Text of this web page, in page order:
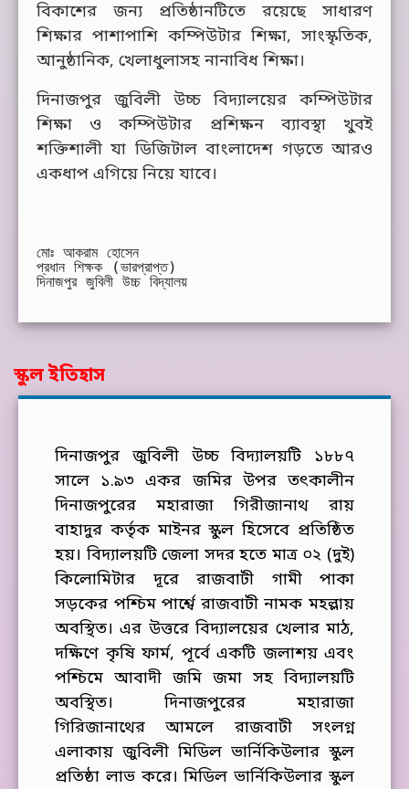
বিকাশের জন্য প্রতিষ্ঠানটিতে রয়েছে সাধারণ
শিক্ষার পাশাপাশি কম্পিউটার শিক্ষা, সাংস্কৃতিক,
আনুষ্ঠানিক, খেলাধুলাসহ নানাবিধ শিক্ষা।
দিনাজপুর জুবিলী উচ্চ বিদ্যালয়ের কম্পিউটার
শিক্ষা ও কম্পিউটার প্রশিক্ষন ব্যাবস্থা খুবই
শক্তিশালী যা ডিজিটাল বাংলাদেশ গড়তে আরও
একধাপ এগিয়ে নিয়ে যাবে।
মোঃ আকরাম হোসেন
প্রধান শিক্ষক (ভারপ্রাপ্ত)
দিনাজপুর জুবিলী উচ্চ বিদ্যালয়
স্কুল ইতিহাস
দিনাজপুর জুবিলী উচ্চ বিদ্যালয়টি ১৮৮৭
সালে ১.৯৩ একর জমির উপর তৎকালীন
দিনাজপুরের মহারাজা গিরীজানাথ রায়
বাহাদুর কর্তৃক মাইনর স্কুল হিসেবে প্রতিষ্ঠিত
হয়। বিদ্যালয়টি জেলা সদর হতে মাত্র ০২ (দুই)
কিলোমিটার দূরে রাজবাটী গামী পাকা
সড়কের পশ্চিম পার্শ্বে রাজবাটী নামক মহল্লায়
অবস্থিত। এর উত্তরে বিদ্যালয়ের খেলার মাঠ,
দক্ষিণে কৃষি ফার্ম, পূর্বে একটি জলাশয় এবং
পশ্চিমে আবাদী জমি জমা সহ বিদ্যালয়টি
অবস্থিত। দিনাজপুরের মহারাজা
গিরিজানাথের আমলে রাজবাটী সংলগ্ন
এলাকায় জুবিলী মিডিল ভার্নিকিউলার স্কুল
প্রতিষ্ঠা লাভ করে। মিডিল ভার্নিকিউলার স্কুল